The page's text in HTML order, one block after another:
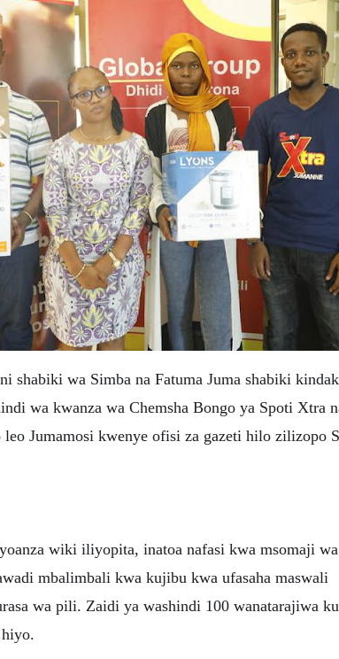
shabiki wa Simba na Fatuma Juma shabiki
wa kwanza wa Chemsha Bongo ya Spoti Xtra
Jumamosi kwenye ofisi za gazeti hilo zilizopo
wiki iliyopita, inatoa nafasi kwa msomaji
mbalimbali kwa kujibu kwa ufasaha maswali
wa pili. Zaidi ya washindi 100 wanatarajiwa